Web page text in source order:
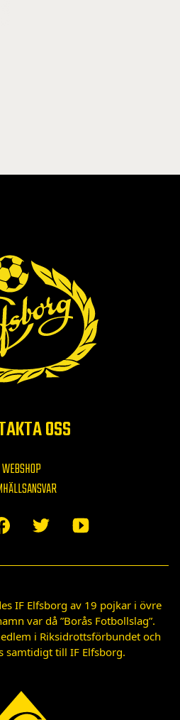
OSS
WEBSHOP
IF Elfsborg av 19 pojkar i övre
var då ”Borås Fotbollslag”.
i Riksidrottsförbundet och
samtidigt till IF Elfsborg.